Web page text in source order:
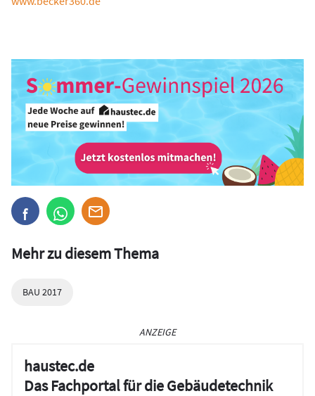
Mehr zu diesem Thema
BAU 2017
ANZEIGE
haustec.de
Das Fachportal für die Gebäudetechnik